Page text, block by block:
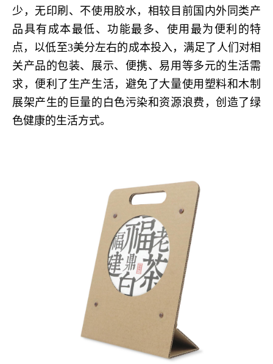
少，无印刷、不使用胶水，相较目前国内外同类产
品具有成本最低、功能最多、使用最为便利的特
点，以低至3美分左右的成本投入，满足了人们对相
关产品的包装、展示、便携、易用等多元的生活需
求，便利了生产生活，避免了大量使用塑料和木制
展架产生的巨量的白色污染和资源浪费，创造了绿
色健康的生活方式。